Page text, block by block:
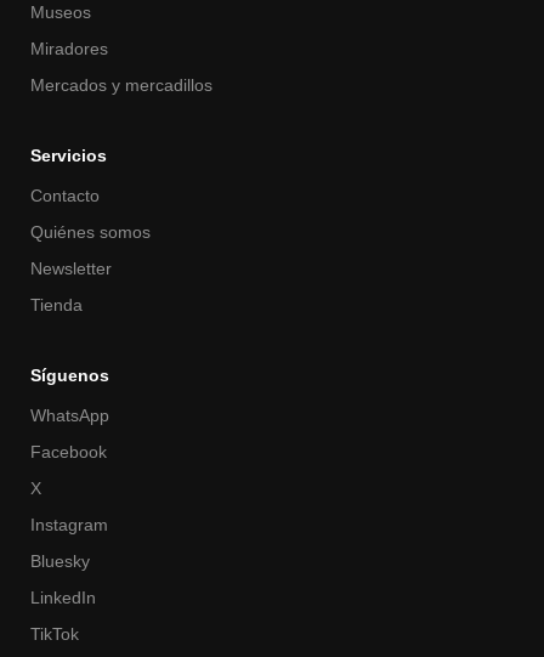
Museos
Miradores
Mercados y mercadillos
Servicios
Contacto
Quiénes somos
Newsletter
Tienda
Síguenos
WhatsApp
Facebook
X
Instagram
Bluesky
LinkedIn
TikTok